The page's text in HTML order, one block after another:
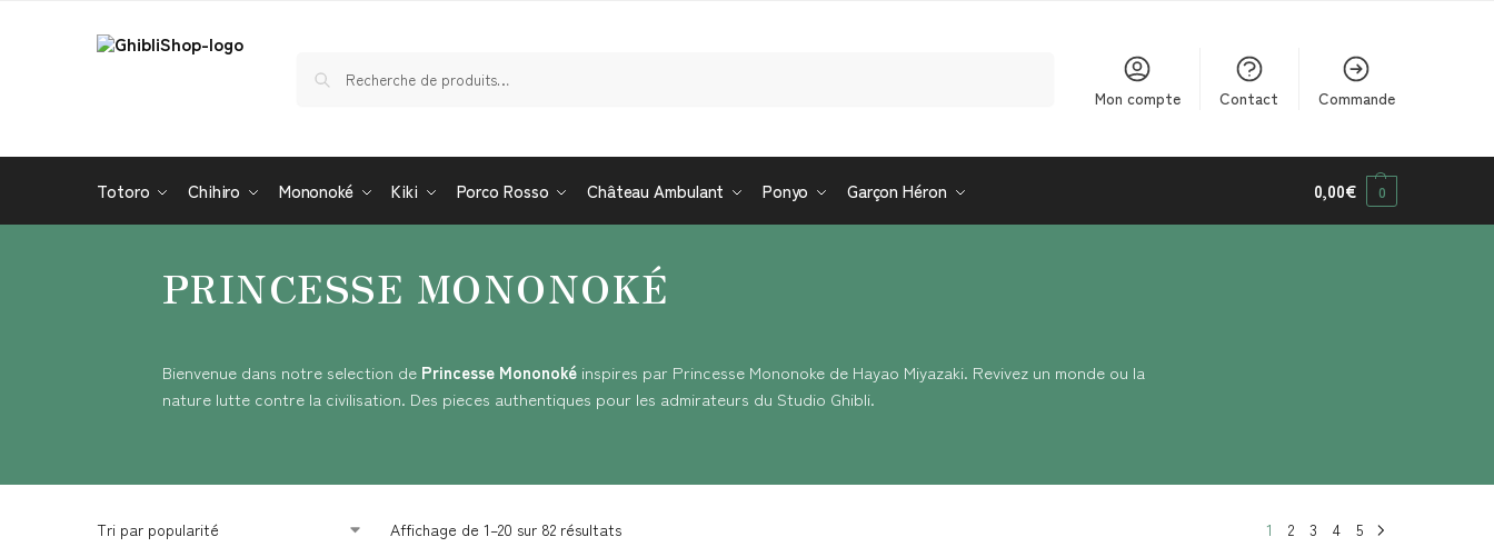
Mon compte Contact Commande
Totoro Chihiro Mononoké Kiki Porco Rosso Château Ambulant Ponyo Garçon Héron 0,00€ 0
PRINCESSE MONONOKÉ
Bienvenue dans notre selection de Princesse Mononokéinspires par Princesse Mononoke de Hayao Miyazaki. Revivez un monde ou la
nature lutte contre la civilisation. Des pieces authentiques pour les admirateurs du Studio Ghibli.
Affichage de 1–20 sur 82 résultats 1 2 3 4 5